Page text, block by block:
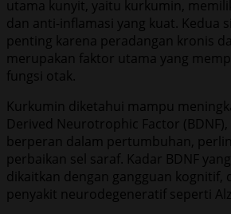
utama kunyit, yaitu kurkumin,
dan anti-inflamasi yang kuat. Kedua
penting karena peradangan kronis
merupakan faktor utama yang
fungsi otak.
Kurkumin diketahui mampu
Derived Neurotrophic Factor
berperan dalam pertumbuhan,
perbaikan sel saraf. Kadar BDNF
dikaitkan dengan gangguan kognitif,
penyakit neurodegeneratif seperti